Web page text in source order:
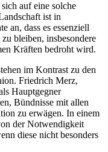
auf eine solche
ist in
an, dass es essenziell
bleiben, insbesondere
Kräften bedroht wird.
im Kontrast zu den
Friedrich Merz,
Hauptgegner
Bündnisse mit allen
zu erwägen. In einem
der Notwendigkeit
diese nicht besonders